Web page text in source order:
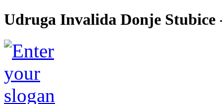
Udruga Invalida Donje Stubice